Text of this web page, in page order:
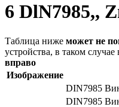
6 DlN7985,,
Таблица ниже может не
устройства, в таком
вправо
Изображение
DIN7985
DIN7985